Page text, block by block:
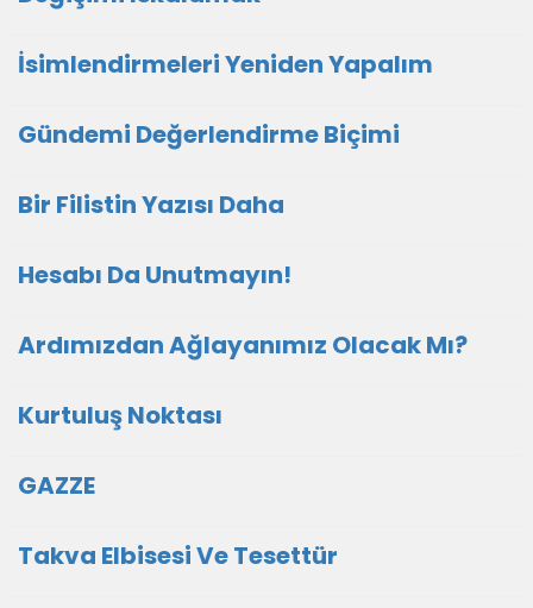
İsimlendirmeleri Yeniden Yapalım
Gündemi Değerlendirme Biçimi
Bir Filistin Yazısı Daha
Hesabı Da Unutmayın!
Ardımızdan Ağlayanımız Olacak Mı?
Kurtuluş Noktası
GAZZE
Takva Elbisesi Ve Tesettür